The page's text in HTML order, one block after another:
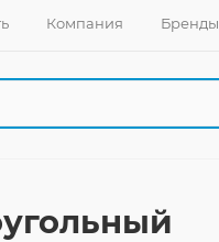
Компания Бренды